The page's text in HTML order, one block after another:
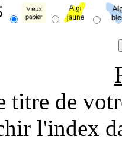
titre de
l'index